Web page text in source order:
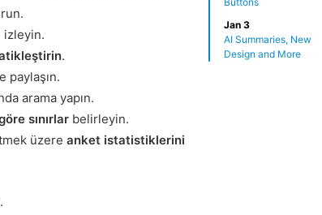
Jan 3
AI Summaries, New
Design and More
izleyin.
.
paylaşın.
arama yapın.
sınırlar belirleyin.
üzere anket istatistiklerini
.